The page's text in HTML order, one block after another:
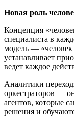
Новая роль
Концепция
специалиста в
модель — «человек
устанавливает
ведет каждое
Аналитики
оркестраторов —
агентов, которые
решения и